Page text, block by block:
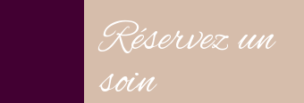
Réservez un
soin